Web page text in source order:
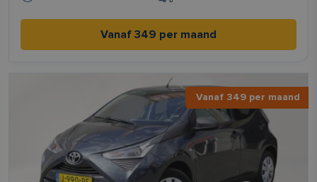
Vanaf 349 per maand
Vanaf 349 per maand